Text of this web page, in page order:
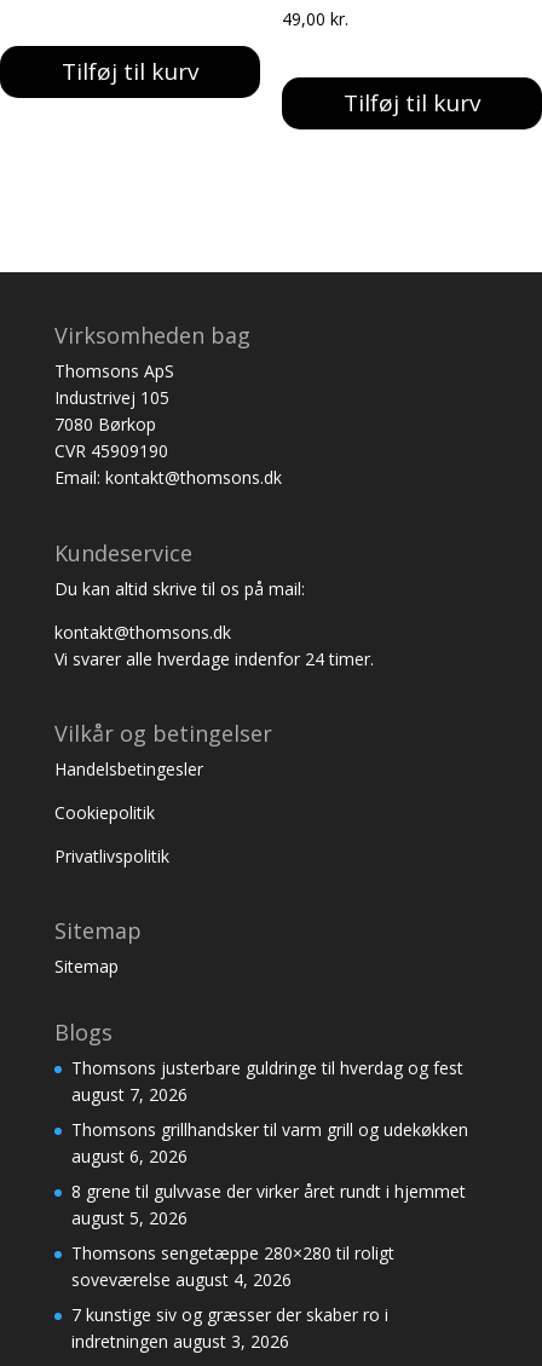
Tilføj til kurv
49,00 kr.
Tilføj til kurv
Virksomheden bag
Thomsons ApS
Industrivej 105
7080 Børkop
CVR 45909190
Email: kontakt@thomsons.dk
Kundeservice
Du kan altid skrive til os på mail:
kontakt@thomsons.dk
Vi svarer alle hverdage indenfor 24 timer.
Vilkår og betingelser
Handelsbetingesler
Cookiepolitik
Privatlivspolitik
Sitemap
Sitemap
Blogs
Thomsons justerbare guldringe til hverdag og fest
august 7, 2026
Thomsons grillhandsker til varm grill og udekøkken
august 6, 2026
8 grene til gulvvase der virker året rundt i hjemmet
august 5, 2026
Thomsons sengetæppe 280×280 til roligt
soveværelse august 4, 2026
7 kunstige siv og græsser der skaber ro i
indretningen august 3, 2026